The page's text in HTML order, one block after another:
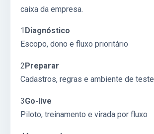
caixa da empresa.
1 Diagnóstico
Escopo, dono e fluxo prioritário
2 Preparar
Cadastros, regras e ambiente de teste
3Go-live
Piloto, treinamento e virada por fluxo